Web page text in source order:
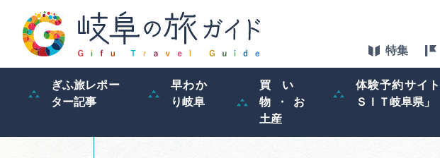
特集
ぎふ旅レポー
ター記事
早わか
り岐阜
買い
物・お
土産
体験予約サイ
ＳＩＴ岐阜県」